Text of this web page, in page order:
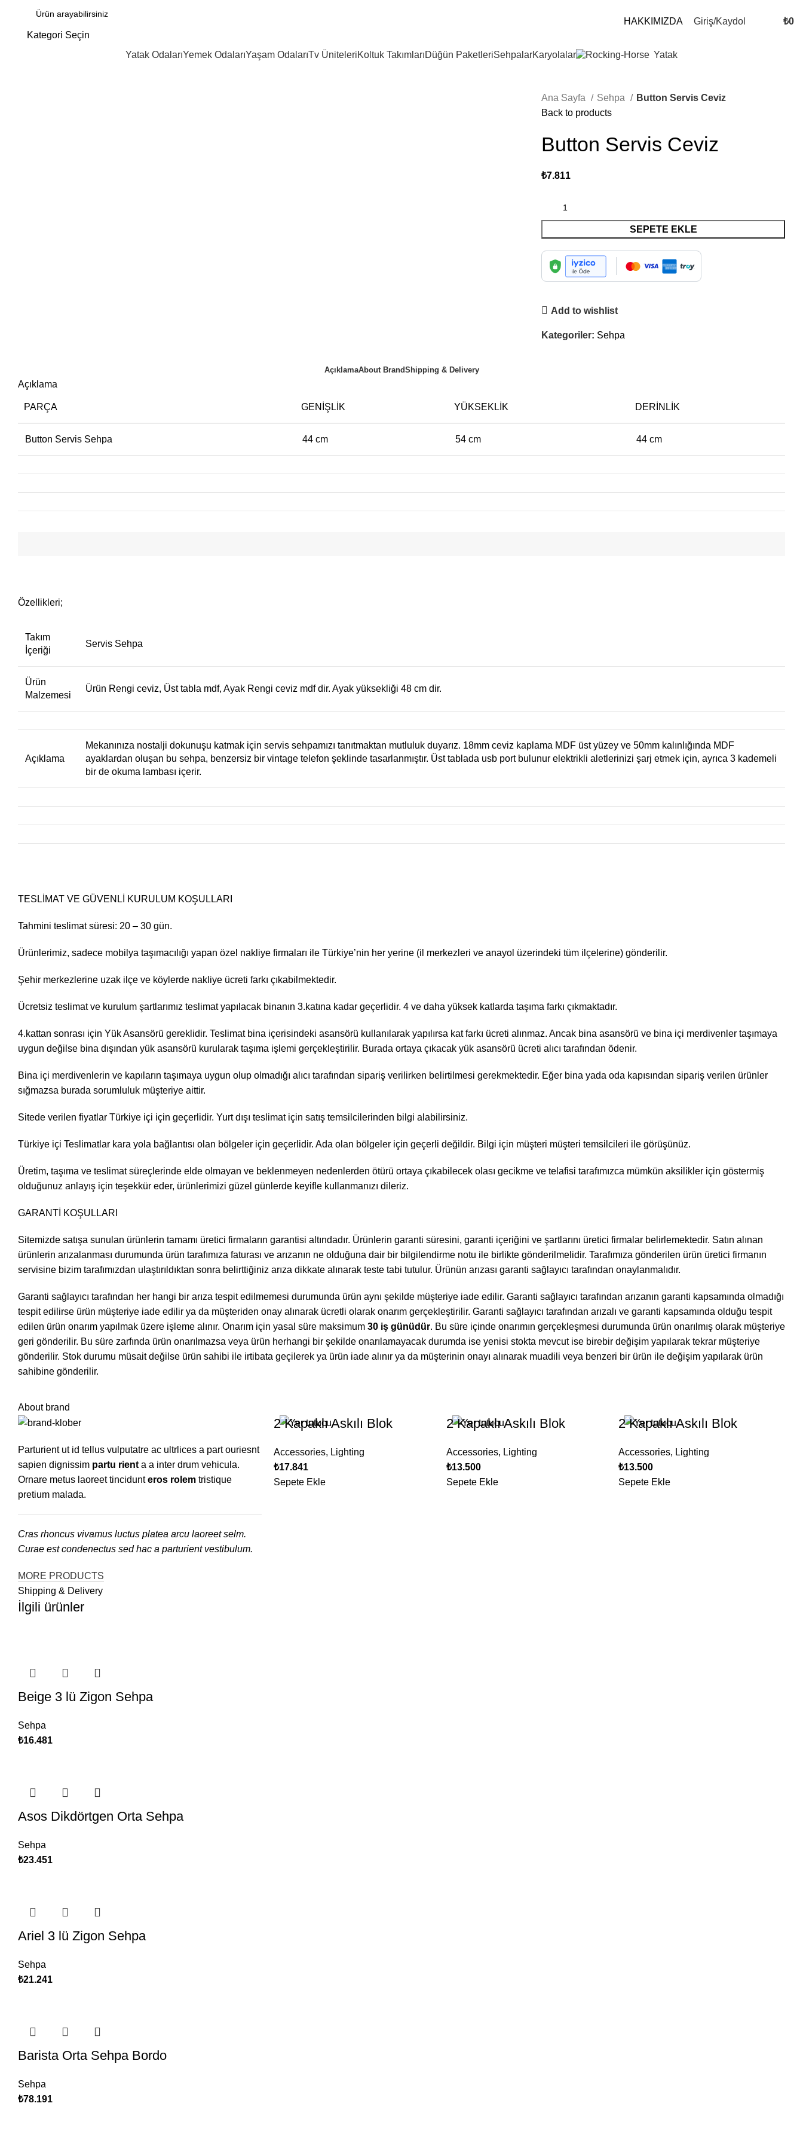
Kategori Seçin
HAKKIMIZDA Giriş/Kaydol ₺0
Yatak OdalarıYemek OdalarıYaşam OdalarıTv ÜniteleriKoltuk TakımlarıDüğün PaketleriSehpalarKaryolalar Yatak
Ana Sayfa Sehpa
Button Servis Ceviz
Back to products
Button Servis Ceviz
₺7.811
SEPETE EKLE
Add to wishlist
Kategoriler: Sehpa
AçıklamaAbout BrandShipping & Delivery
Açıklama
PARÇA GENIŞLIK YÜKSEKLIK DERINLIK
Button Servis Sehpa 44 cm 54 cm 44 cm
Özellikleri;
Takım
İçeriği
Servis Sehpa
Ürün
Malzemesi
Ürün Rengi ceviz, Üst tabla mdf, Ayak Rengi ceviz mdf dir. Ayak yüksekliği 48 cm dir.
Açıklama
Mekanınıza nostalji dokunuşu katmak için servis sehpamızı tanıtmaktan mutluluk duyarız. 18mm ceviz kaplama MDF üst yüzey ve 50mm kalınlığında MDF
ayaklardan oluşan bu sehpa, benzersiz bir vintage telefon şeklinde tasarlanmıştır. Üst tablada usb port bulunur elektrikli aletlerinizi şarj etmek için, ayrıca 3 kademeli
bir de okuma lambası içerir.
TESLİMAT VE GÜVENLİ KURULUM KOŞULLARI
Tahmini teslimat süresi: 20 – 30 gün.
Ürünlerimiz, sadece mobilya taşımacılığı yapan özel nakliye firmaları ile Türkiye’nin her yerine (il merkezleri ve anayol üzerindeki tüm ilçelerine) gönderilir.
Şehir merkezlerine uzak ilçe ve köylerde nakliye ücreti farkı çıkabilmektedir.
Ücretsiz teslimat ve kurulum şartlarımız teslimat yapılacak binanın 3.katına kadar geçerlidir. 4 ve daha yüksek katlarda taşıma farkı çıkmaktadır.
4.kattan sonrası için Yük Asansörü gereklidir. Teslimat bina içerisindeki asansörü kullanılarak yapılırsa kat farkı ücreti alınmaz. Ancak bina asansörü ve bina içi merdivenler taşımaya
uygun değilse bina dışından yük asansörü kurularak taşıma işlemi gerçekleştirilir. Burada ortaya çıkacak yük asansörü ücreti alıcı tarafından ödenir.
Bina içi merdivenlerin ve kapıların taşımaya uygun olup olmadığı alıcı tarafından sipariş verilirken belirtilmesi gerekmektedir. Eğer bina yada oda kapısından sipariş verilen ürünler
sığmazsa burada sorumluluk müşteriye aittir.
Sitede verilen fiyatlar Türkiye içi için geçerlidir. Yurt dışı teslimat için satış temsilcilerinden bilgi alabilirsiniz.
Türkiye içi Teslimatlar kara yola bağlantısı olan bölgeler için geçerlidir. Ada olan bölgeler için geçerli değildir. Bilgi için müşteri müşteri temsilcileri ile görüşünüz.
Üretim, taşıma ve teslimat süreçlerinde elde olmayan ve beklenmeyen nedenlerden ötürü ortaya çıkabilecek olası gecikme ve telafisi tarafımızca mümkün aksilikler için göstermiş
olduğunuz anlayış için teşekkür eder, ürünlerimizi güzel günlerde keyifle kullanmanızı dileriz.
GARANTİ KOŞULLARI
Sitemizde satışa sunulan ürünlerin tamamı üretici firmaların garantisi altındadır. Ürünlerin garanti süresini, garanti içeriğini ve şartlarını üretici firmalar belirlemektedir. Satın alınan
ürünlerin arızalanması durumunda ürün tarafımıza faturası ve arızanın ne olduğuna dair bir bilgilendirme notu ile birlikte gönderilmelidir. Tarafımıza gönderilen ürün üretici firmanın
servisine bizim tarafımızdan ulaştırıldıktan sonra belirttiğiniz arıza dikkate alınarak teste tabi tutulur. Ürünün arızası garanti sağlayıcı tarafından onaylanmalıdır.
Garanti sağlayıcı tarafından her hangi bir arıza tespit edilmemesi durumunda ürün aynı şekilde müşteriye iade edilir. Garanti sağlayıcı tarafından arızanın garanti kapsamında olmadığı
tespit edilirse ürün müşteriye iade edilir ya da müşteriden onay alınarak ücretli olarak onarım gerçekleştirilir. Garanti sağlayıcı tarafından arızalı ve garanti kapsamında olduğu tespit
edilen ürün onarım yapılmak üzere işleme alınır. Onarım için yasal süre maksimum 30 iş günüdür. Bu süre içinde onarımın gerçekleşmesi durumunda ürün onarılmış olarak müşteriye
geri gönderilir. Bu süre zarfında ürün onarılmazsa veya ürün herhangi bir şekilde onarılamayacak durumda ise yenisi stokta mevcut ise birebir değişim yapılarak tekrar müşteriye
gönderilir. Stok durumu müsait değilse ürün sahibi ile irtibata geçilerek ya ürün iade alınır ya da müşterinin onayı alınarak muadili veya benzeri bir ürün ile değişim yapılarak ürün
sahibine gönderilir.
About brand
Parturient ut id tellus vulputatre ac ultrlices a part ouriesnt
sapien dignissim partu rient a a inter drum vehicula.
Ornare metus laoreet tincidunteros rolem tristique
pretium malada.
Cras rhoncus vivamus luctus platea arcu laoreet selm.
Curae est condenectus sed hac a parturient vestibulum.
MORE PRODUCTS
2 Kapaklı Askılı Blok
Accessories, Lighting
₺17.841
Sepete Ekle
2 Kapaklı Askılı Blok
Accessories, Lighting
₺13.500
Sepete Ekle
2 Kapaklı Askılı Blok
Accessories, Lighting
₺13.500
Sepete Ekle
Shipping & Delivery
İlgili ürünler
Beige 3 lü Zigon Sehpa
Sehpa
₺16.481
Asos Dikdörtgen Orta Sehpa
Sehpa
₺23.451
Ariel 3 lü Zigon Sehpa
Sehpa
₺21.241
Barista Orta Sehpa Bordo
Sehpa
₺78.191